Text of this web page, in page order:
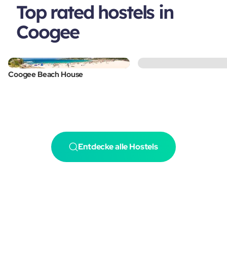
Top rated hostels in
Coogee
Coogee Beach House
Entdecke alle Hostels